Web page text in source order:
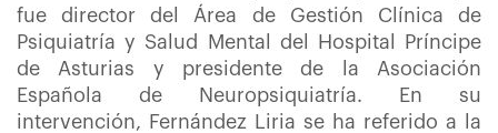
fue director del Área de Gestión Clínica de
Psiquiatría y Salud Mental del Hospital Príncipe
de Asturias y presidente de la Asociación
Española de Neuropsiquiatría. En su
intervención, Fernández Liria se ha referido a la